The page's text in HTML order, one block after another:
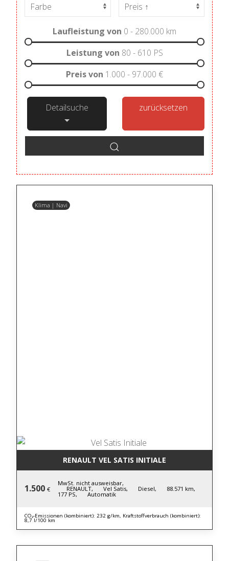
Laufleistung von 0 - 280.000 km
Leistung von 80 - 610 PS
Preis von 1.000 - 97.000 €
Detailsuche zurücksetzen
Klima | Navi
RENAULT VEL SATIS INITIALE
1.500 €
MwSt. nicht ausweisbar,
RENAULT, Vel Satis, Diesel, 88.571 km,
177 PS, Automatik
CO₂-Emissionen (kombiniert): 232 g/km, Kraftstoffverbrauch (kombiniert):
8,7 l/100 km